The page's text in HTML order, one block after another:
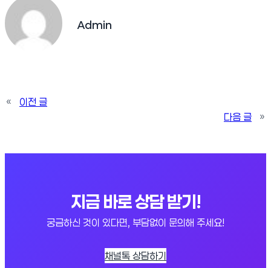
Admin
«
이전 글
다음 글
»
지금 바로 상담 받기!
궁금하신 것이 있다면, 부담없이 문의해 주세요!
채널톡 상담하기